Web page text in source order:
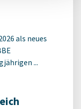
als neues
...